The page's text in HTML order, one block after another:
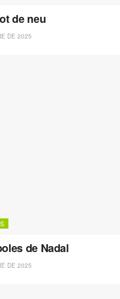
de neu
DE 2025
de Nadal
DE 2025